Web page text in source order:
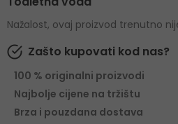
Nažalost, ovaj proizvod trenutno
Zašto kupovati kod nas?
100 % originalni proizvodi
Najbolje cijene na tržištu
Brza i pouzdana dostava